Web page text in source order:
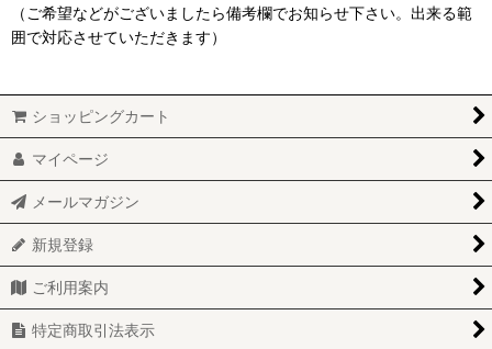
（ご希望などがございましたら備考欄でお知らせ下さい。出来る範
囲で対応させていただきます）
ショッピングカート
マイページ
メールマガジン
新規登録
ご利用案内
特定商取引法表示